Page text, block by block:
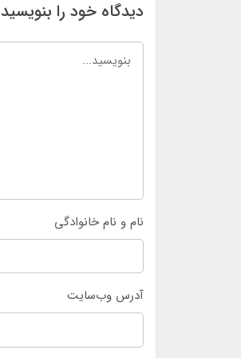
دیدگاه خود را بنویسید
نام و نام خانوادگی
آدرس وب‌سایت